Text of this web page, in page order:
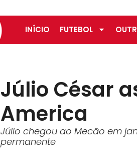
INÍCIO FUTEBOL
Júlio César
America
Júlio chegou ao Mecão em
permanente